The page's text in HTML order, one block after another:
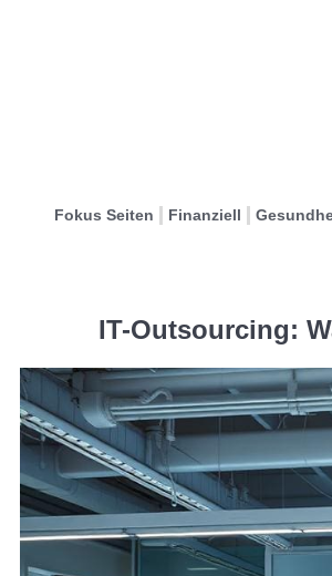
Fokus Seiten Finanziell
IT-Outsourcing: